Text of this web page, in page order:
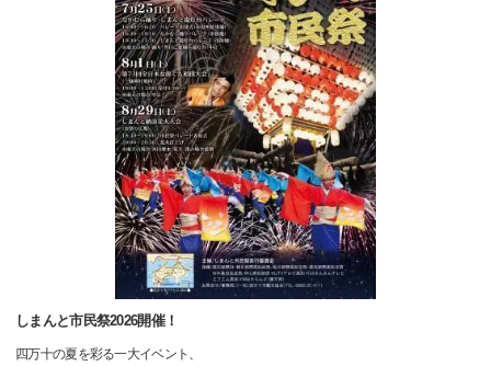
しまんと市民祭2026開催！
四万十の夏を彩る一大イベント、